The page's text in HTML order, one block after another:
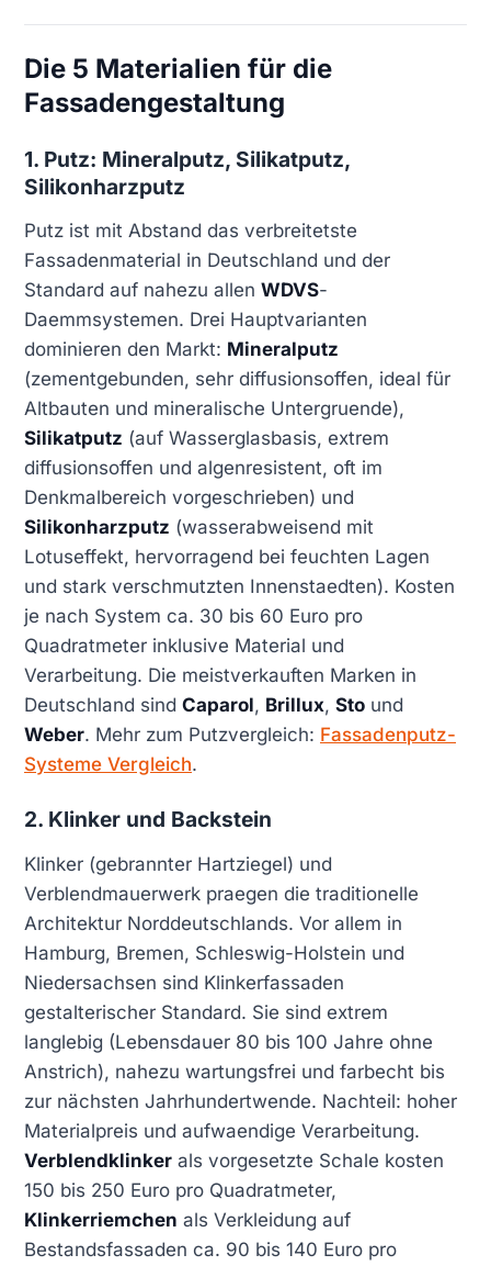
Die 5 Materialien für die
Fassadengestaltung
1. Putz: Mineralputz, Silikatputz,
Silikonharzputz
Putz ist mit Abstand das verbreitetste
Fassadenmaterial in Deutschland und der
Standard auf nahezu allen WDVS-
Daemmsystemen. Drei Hauptvarianten
dominieren den Markt: Mineralputz
(zementgebunden, sehr diffusionsoffen, ideal für
Altbauten und mineralische Untergruende),
Silikatputz (auf Wasserglasbasis, extrem
diffusionsoffen und algenresistent, oft im
Denkmalbereich vorgeschrieben) und
Silikonharzputz (wasserabweisend mit
Lotuseffekt, hervorragend bei feuchten Lagen
und stark verschmutzten Innenstaedten). Kosten
je nach System ca. 30 bis 60 Euro pro
Quadratmeter inklusive Material und
Verarbeitung. Die meistverkauften Marken in
Deutschland sind Caparol, Brillux, Sto und
Weber. Mehr zum Putzvergleich: Fassadenputz-
Systeme Vergleich.
2. Klinker und Backstein
Klinker (gebrannter Hartziegel) und
Verblendmauerwerk praegen die traditionelle
Architektur Norddeutschlands. Vor allem in
Hamburg, Bremen, Schleswig-Holstein und
Niedersachsen sind Klinkerfassaden
gestalterischer Standard. Sie sind extrem
langlebig (Lebensdauer 80 bis 100 Jahre ohne
Anstrich), nahezu wartungsfrei und farbecht bis
zur nächsten Jahrhundertwende. Nachteil: hoher
Materialpreis und aufwaendige Verarbeitung.
Verblendklinker als vorgesetzte Schale kosten
150 bis 250 Euro pro Quadratmeter,
Klinkerriemchen als Verkleidung auf
Bestandsfassaden ca. 90 bis 140 Euro pro